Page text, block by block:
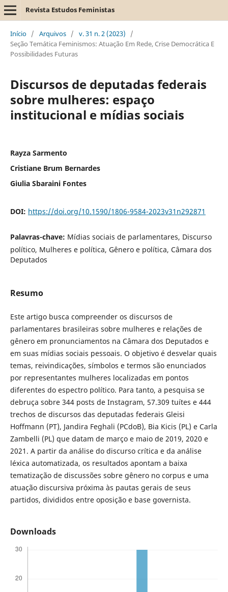
Revista Estudos Feministas
Início / Arquivos / v. 31 n. 2 (2023)
/
Seção Temática Feminismos: Atuação Em Rede, Crise Democrática E
Possibilidades Futuras
Discursos de deputadas federais
sobre mulheres: espaço
institucional e mídias sociais
Rayza Sarmento
Cristiane Brum Bernardes
Giulia Sbaraini Fontes
DOI: https://doi.org/10.1590/1806-9584-2023v31n292871
Palavras-chave: Mídias sociais de parlamentares, Discurso
político, Mulheres e política, Gênero e política, Câmara dos
Deputados
Resumo
Este artigo busca compreender os discursos de
parlamentares brasileiras sobre mulheres e relações de
gênero em pronunciamentos na Câmara dos Deputados e
em suas mídias sociais pessoais. O objetivo é desvelar quais
temas, reivindicações, símbolos e termos são enunciados
por representantes mulheres localizadas em pontos
diferentes do espectro político. Para tanto, a pesquisa se
debruça sobre 344 posts de Instagram, 57.309 tuítes e 444
trechos de discursos das deputadas federais Gleisi
Hoffmann (PT), Jandira Feghali (PCdoB), Bia Kicis (PL) e Carla
Zambelli (PL) que datam de março e maio de 2019, 2020 e
2021. A partir da análise do discurso crítica e da análise
léxica automatizada, os resultados apontam a baixa
tematização de discussões sobre gênero no corpus e uma
atuação discursiva próxima às pautas gerais de seus
partidos, divididos entre oposição e base governista.
Downloads